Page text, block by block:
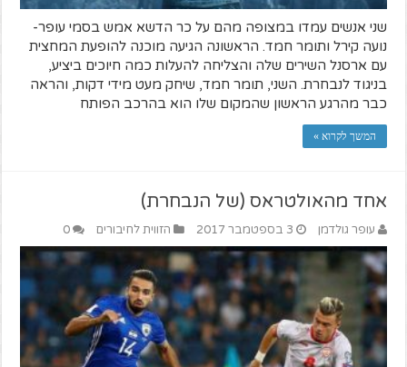
שני אנשים עמדו במצופה מהם על כר הדשא אמש בסמי עופר-
נועה קירל ותומר חמד. הראשונה הגיעה מוכנה להופעת המחצית
עם ארסנל השירים שלה והצליחה להעלות כמה חיוכים ביציע,
בניגוד לנבחרת. השני, תומר חמד, שיחק מעט מידי דקות, והראה
כבר מהרגע הראשון שהמקום שלו הוא בהרכב הפותח
המשך לקרוא »
אחד מהאולטראס (של הנבחרת)
עופר גולדמן 3 בספטמבר 2017 הזווית לחיבורים 0